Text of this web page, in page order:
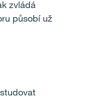
zvládá
působí už